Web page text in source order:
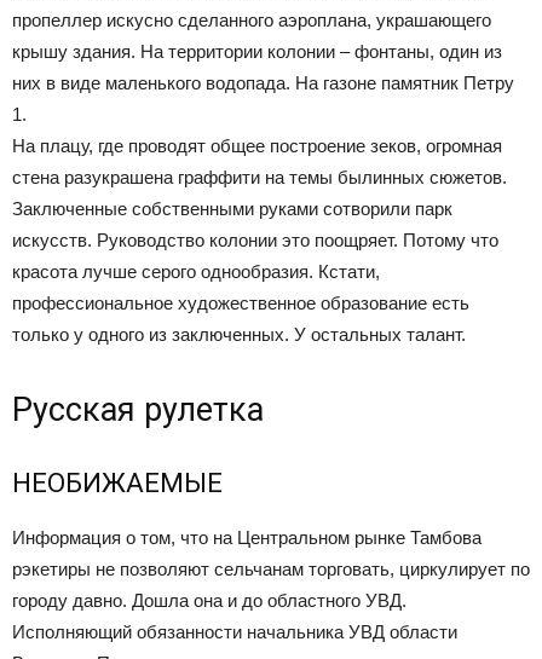
пропеллер искусно сделанного аэроплана, украшающего
крышу здания. На территории колонии – фонтаны, один из
них в виде маленького водопада. На газоне памятник Петру
1.
На плацу, где проводят общее построение зеков, огромная
стена разукрашена граффити на темы былинных сюжетов.
Заключенные собственными руками сотворили парк
искусств. Руководство колонии это поощряет. Потому что
красота лучше серого однообразия. Кстати,
профессиональное художественное образование есть
только у одного из заключенных. У остальных талант.
Русская рулетка
НЕОБИЖАЕМЫЕ
Информация о том, что на Центральном рынке Тамбова
рэкетиры не позволяют сельчанам торговать, циркулирует по
городу давно. Дошла она и до областного УВД.
Исполняющий обязанности начальника УВД области